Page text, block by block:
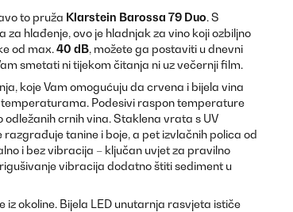
to pruža Klarstein Barossa 79 Duo. S
za hlađenje, ovo je hladnjak za vino koji ozbiljno
od max.40 dB, možete ga postaviti u dnevni
smetati ni tijekom čitanja ni uz večernji film.
koje Vam omogućuju da crvena i bijela vina
Podesivi raspon temperature
odležanih crnih vina. Staklena vrata s UV
tanine i boje, a pet izvlačnih polica od
i bez vibracija – ključan uvjet za pravilno
vibracija dodatno štiti sediment u
okoline. Bijela LED unutarnja rasvjeta ističe